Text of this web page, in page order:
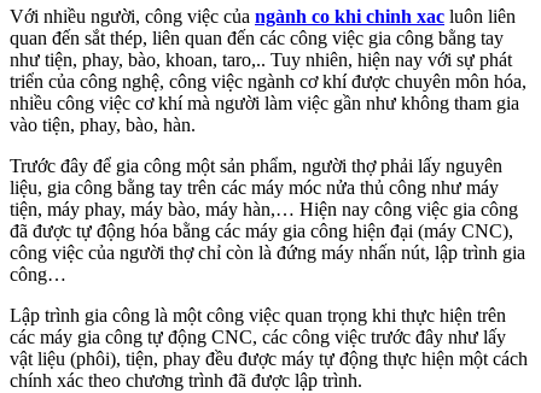
Với nhiều người, công việc của ngành co khi chinh xac luôn liên
quan đến sắt thép, liên quan đến các công việc gia công bằng tay
như tiện, phay, bào, khoan, taro,.. Tuy nhiên, hiện nay với sự phát
triển của công nghệ, công việc ngành cơ khí được chuyên môn hóa,
nhiều công việc cơ khí mà người làm việc gần như không tham gia
vào tiện, phay, bào, hàn.
Trước đây để gia công một sản phẩm, người thợ phải lấy nguyên
liệu, gia công bằng tay trên các máy móc nửa thủ công như máy
tiện, máy phay, máy bào, máy hàn,… Hiện nay công việc gia công
đã được tự động hóa bằng các máy gia công hiện đại (máy CNC),
công việc của người thợ chỉ còn là đứng máy nhấn nút, lập trình gia
công…
Lập trình gia công là một công việc quan trọng khi thực hiện trên
các máy gia công tự động CNC, các công việc trước đây như lấy
vật liệu (phôi), tiện, phay đều được máy tự động thực hiện một cách
chính xác theo chương trình đã được lập trình.